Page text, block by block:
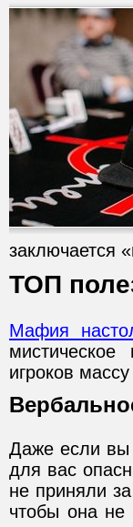
заключается
ТОП
Мафия
игроков
Даже если вы
для вас
не приняли
чтобы она не